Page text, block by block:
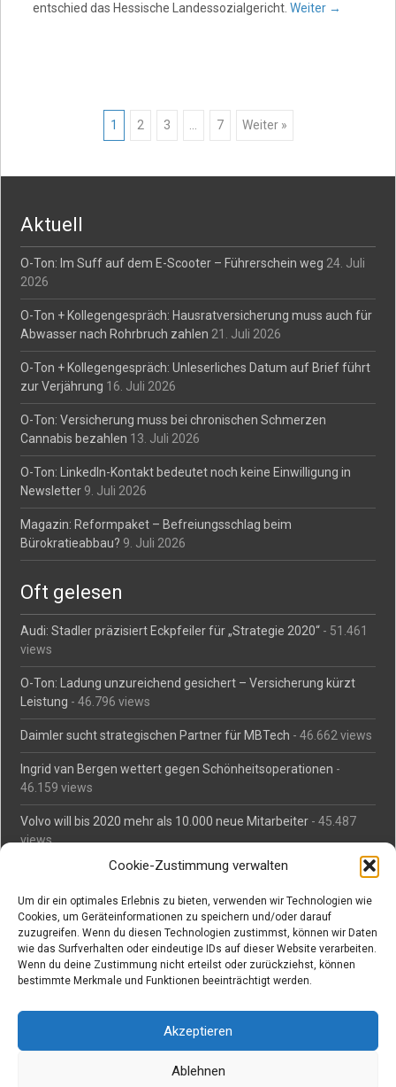
Cookie-Zustimmung verwalten
Um dir ein optimales Erlebnis zu bieten, verwenden wir Technologien wie
Cookies, um Geräteinformationen zu speichern und/oder darauf
zuzugreifen. Wenn du diesen Technologien zustimmst, können wir Daten
wie das Surfverhalten oder eindeutige IDs auf dieser Website verarbeiten.
Wenn du deine Zustimmung nicht erteilst oder zurückziehst, können
bestimmte Merkmale und Funktionen beeinträchtigt werden.
Akzeptieren
Ablehnen
entschied das Hessische Landessozialgericht. Weiter →
Posts
navigation
1 2 3 7 Weiter »
Aktuell
O-Ton: Im Suff auf dem E-Scooter – Führerschein weg 24. Juli
2026
O-Ton + Kollegengespräch: Hausratversicherung muss auch für
Abwasser nach Rohrbruch zahlen 21. Juli 2026
O-Ton + Kollegengespräch: Unleserliches Datum auf Brief führt
zur Verjährung 16. Juli 2026
O-Ton: Versicherung muss bei chronischen Schmerzen
Cannabis bezahlen 13. Juli 2026
O-Ton: LinkedIn-Kontakt bedeutet noch keine Einwilligung in
Newsletter 9. Juli 2026
Magazin: Reformpaket – Befreiungsschlag beim
Bürokratieabbau? 9. Juli 2026
Oft gelesen
Audi: Stadler präzisiert Eckpfeiler für „Strategie 2020“ - 51.461
views
O-Ton: Ladung unzureichend gesichert – Versicherung kürzt
Leistung - 46.796 views
Daimler sucht strategischen Partner für MBTech - 46.662 views
Ingrid van Bergen wettert gegen Schönheitsoperationen -
46.159 views
Volvo will bis 2020 mehr als 10.000 neue Mitarbeiter - 45.487
views
Mäßiges Interesse an Daimlers MBtech- 44.713 views
O-Ton: Wer muss Schaden für abgedriftete Silvesterraketen
zahlen? - 42.372 views
Kollegengespräch: Urteile zum Grillen- 42.063 views
Suchen bei Vorabs